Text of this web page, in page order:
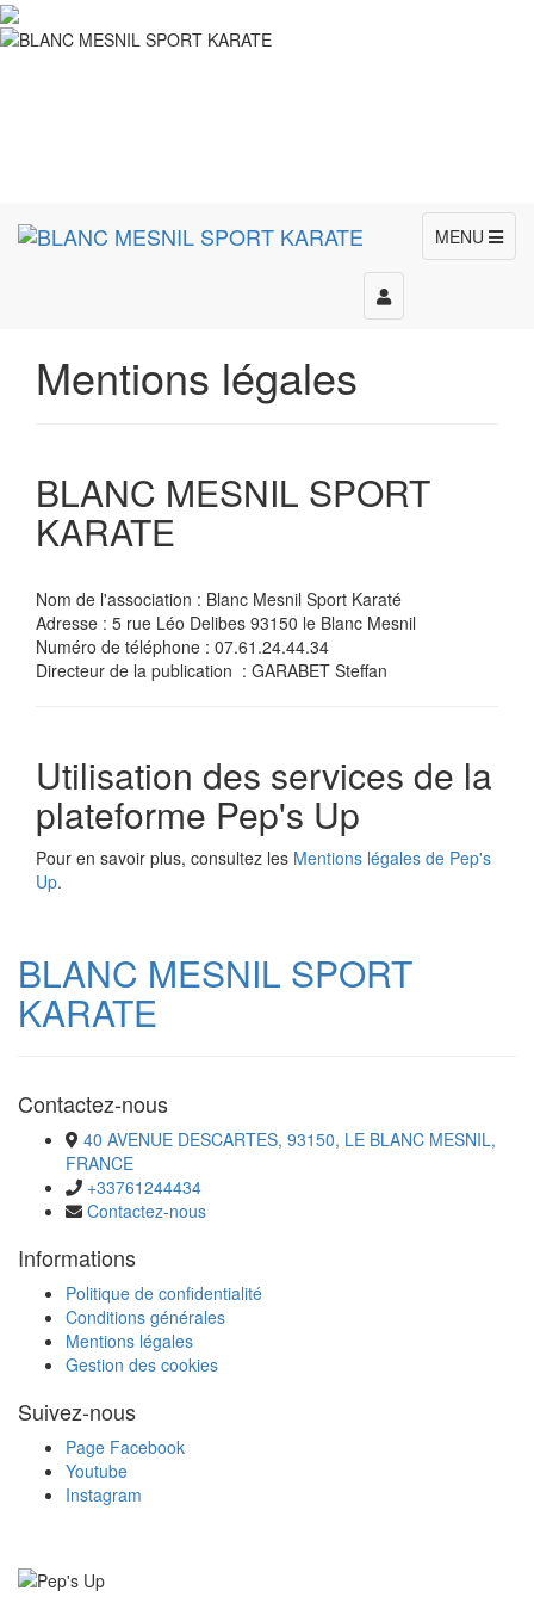
MENU
Toggle
navigation
Mentions légales
BLANC MESNIL SPORT
KARATE
Nom de l'association : Blanc Mesnil Sport Karaté
Adresse : 5 rue Léo Delibes 93150 le Blanc Mesnil
Numéro de téléphone : 07.61.24.44.34
Directeur de la publication : GARABET Steffan
Utilisation des services de la
plateforme Pep's Up
Pour en savoir plus, consultez les Mentions légales de Pep's
Up.
BLANC MESNIL SPORT
KARATE
Contactez-nous
40 AVENUE DESCARTES, 93150, LE BLANC MESNIL,
FRANCE
+33761244434
Contactez-nous
Informations
Politique de confidentialité
Conditions générales
Mentions légales
Gestion des cookies
Suivez-nous
Page Facebook
Youtube
Instagram